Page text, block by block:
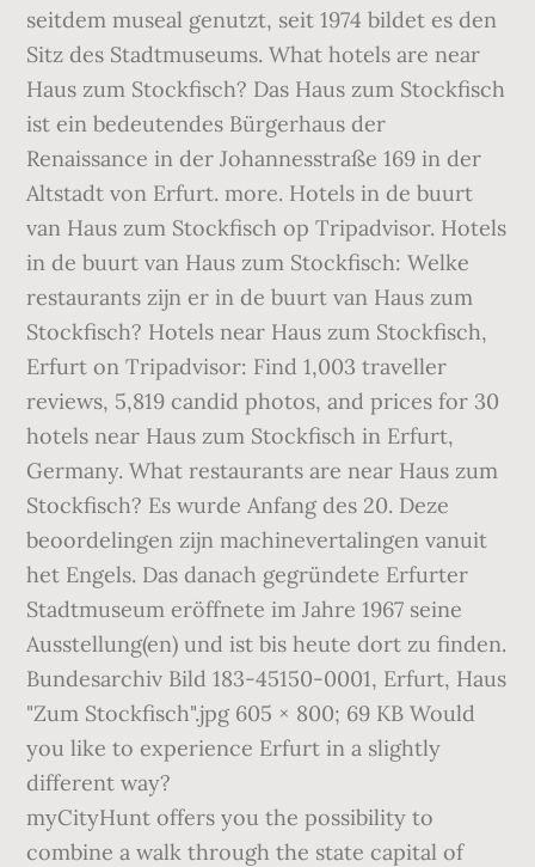
seitdem museal genutzt, seit 1974 bildet es den
Sitz des Stadtmuseums. What hotels are near
Haus zum Stockfisch? Das Haus zum Stockfisch
ist ein bedeutendes Bürgerhaus der
Renaissance in der Johannesstraße 169 in der
Altstadt von Erfurt. more. Hotels in de buurt
van Haus zum Stockfisch op Tripadvisor. Hotels
in de buurt van Haus zum Stockfisch: Welke
restaurants zijn er in de buurt van Haus zum
Stockfisch? Hotels near Haus zum Stockfisch,
Erfurt on Tripadvisor: Find 1,003 traveller
reviews, 5,819 candid photos, and prices for 30
hotels near Haus zum Stockfisch in Erfurt,
Germany. What restaurants are near Haus zum
Stockfisch? Es wurde Anfang des 20. Deze
beoordelingen zijn machinevertalingen vanuit
het Engels. Das danach gegründete Erfurter
Stadtmuseum eröffnete im Jahre 1967 seine
Ausstellung(en) und ist bis heute dort zu finden.
Bundesarchiv Bild 183-45150-0001, Erfurt, Haus
"Zum Stockfisch".jpg 605 × 800; 69 KB Would
you like to experience Erfurt in a slightly
different way?
myCityHunt offers you the possibility to
combine a walk through the state capital of